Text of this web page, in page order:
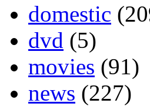
domestic
dvd (5)
movies (91)
news (227)